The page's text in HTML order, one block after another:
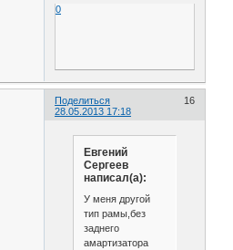
0
Поделиться
16
28.05.2013 17:18
Евгений
Сергеев
написал(а):
У меня другой
тип рамы,без
заднего
амартизатора